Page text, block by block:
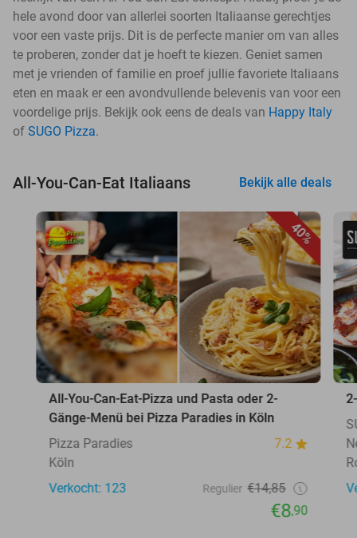
hele avond door van allerlei soorten Italiaanse gerechtjes
voor een vaste prijs. Dit is de perfecte manier om van alles
te proberen, zonder dat je hoeft te kiezen. Geniet samen
met je vrienden of familie en proef jullie favoriete Italiaans
eten en maak er een avondvullende belevenis van voor een
voordelige prijs. Bekijk ook eens de deals van Happy Italy
of SUGO Pizza.
All-You-Can-Eat Italiaans Bekijk alle deals
40%
All-You-Can-Eat-Pizza und Pasta oder 2-
Gänge-Menü bei Pizza Paradies in Köln
Pizza Paradies
7.2
Köln
Verkocht: 123
Regulier €14,85
€8,90